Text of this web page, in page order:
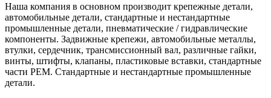
Наша компания в основном производит крепежные детали,
автомобильные детали, стандартные и нестандартные
промышленные детали, пневматические / гидравлические
компоненты. Задвижные крепежи, автомобильные металлы,
втулки, сердечник, трансмиссионный вал, различные гайки,
винты, штифты, клапаны, пластиковые вставки, стандартные
части PEM. Стандартные и нестандартные промышленные
детали.